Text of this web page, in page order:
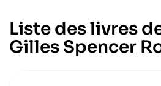
Liste des livres
Gilles Spencer